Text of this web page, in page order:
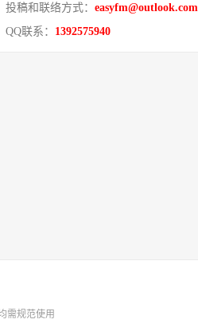
投稿和联络方式： easyfm@outlook.com
QQ联系： 1392575940
需规范使用